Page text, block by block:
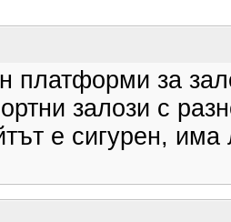
платформи за
залози с
е сигурен,